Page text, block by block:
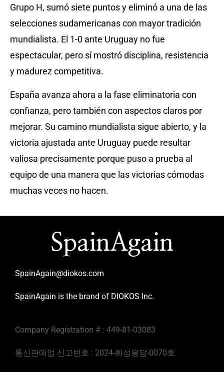
Grupo H, sumó siete puntos y eliminó a una de las
selecciones sudamericanas con mayor tradición
mundialista. El 1-0 ante Uruguay no fue
espectacular, pero sí mostró disciplina, resistencia
y madurez competitiva.
España avanza ahora a la fase eliminatoria con
confianza, pero también con aspectos claros por
mejorar. Su camino mundialista sigue abierto, y la
victoria ajustada ante Uruguay puede resultar
valiosa precisamente porque puso a prueba al
equipo de una manera que las victorias cómodas
muchas veces no hacen.
SpainAgain
SpainAgain@diokos.com
SpainAgain is the brand of DIOKOS Inc.
Company Registration # : 449-81-03083
통신판매업 신고번호 : 2024-화성봉담-0070호